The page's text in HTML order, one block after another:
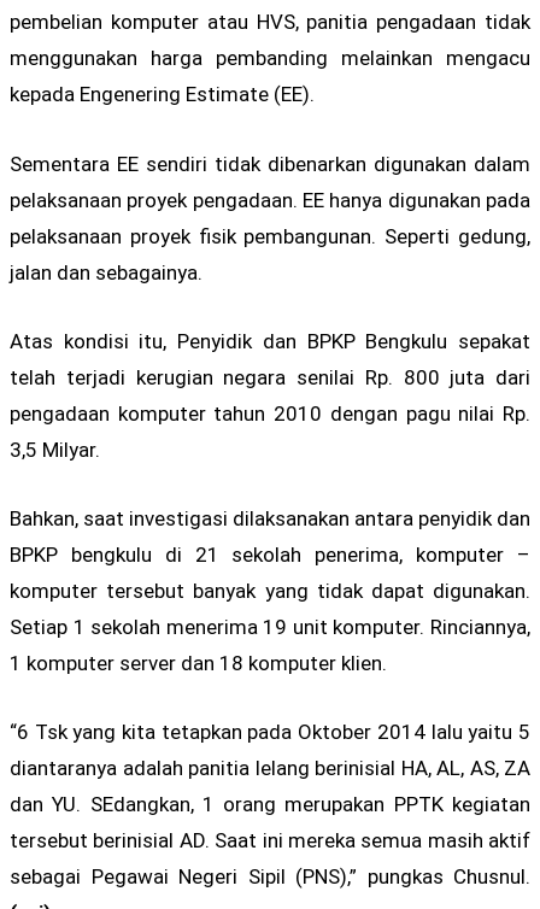
pembelian komputer atau HVS, panitia pengadaan tidak
menggunakan harga pembanding melainkan mengacu
kepada Engenering Estimate (EE).
Sementara EE sendiri tidak dibenarkan digunakan dalam
pelaksanaan proyek pengadaan. EE hanya digunakan pada
pelaksanaan proyek fisik pembangunan. Seperti gedung,
jalan dan sebagainya.
Atas kondisi itu, Penyidik dan BPKP Bengkulu sepakat
telah terjadi kerugian negara senilai Rp. 800 juta dari
pengadaan komputer tahun 2010 dengan pagu nilai Rp.
3,5 Milyar.
Bahkan, saat investigasi dilaksanakan antara penyidik dan
BPKP bengkulu di 21 sekolah penerima, komputer –
komputer tersebut banyak yang tidak dapat digunakan.
Setiap 1 sekolah menerima 19 unit komputer. Rinciannya,
1 komputer server dan 18 komputer klien.
“6 Tsk yang kita tetapkan pada Oktober 2014 lalu yaitu 5
diantaranya adalah panitia lelang berinisial HA, AL, AS, ZA
dan YU. SEdangkan, 1 orang merupakan PPTK kegiatan
tersebut berinisial AD. Saat ini mereka semua masih aktif
sebagai Pegawai Negeri Sipil (PNS),” pungkas Chusnul.